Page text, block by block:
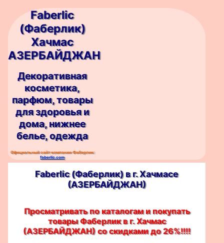
Faberlic
(Фаберлик)
Хачмас
АЗЕРБАЙДЖАН
Декоративная
косметика,
парфюм, товары
для здоровья и
дома, нижнее
белье, одежда
Официальный сайт компании Фаберлик:
faberlic.com
Faberlic (Фаберлик) в г. Хачмасе
(АЗЕРБАЙДЖАН)
Просматривать по каталогам и покупать
товары Фаберлик в г. Хачмас
(АЗЕРБАЙДЖАН) со скидками до 26%!!!!